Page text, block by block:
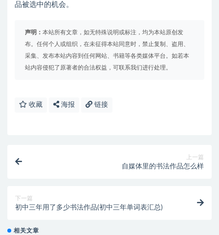
品被选中的机会。
声明： 本站所有文章，如无特殊说明或标注，均为本站原创发
布。任何个人或组织，在未征得本站同意时，禁止复制、盗用、
采集、发布本站内容到任何网站、书籍等各类媒体平台。如若本
站内容侵犯了原著者的合法权益，可联系我们进行处理。
收藏 海报 链接
上一篇
自媒体里的书法作品怎么样
下一篇
初中三年用了多少书法作品(初中三年单词表汇总)
相关文章